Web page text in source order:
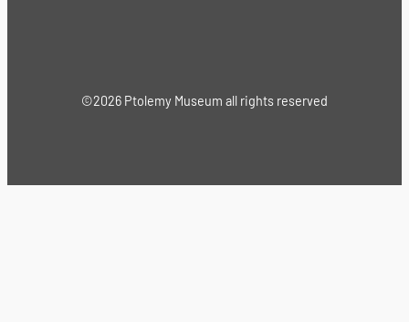
©2026 Ptolemy Museum all rights reserved